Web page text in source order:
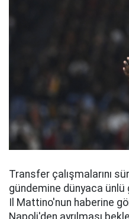
Transfer çalışmalarını
gündemine dünyaca
Il Mattino'nun haberine
Napoli'den ayrılması